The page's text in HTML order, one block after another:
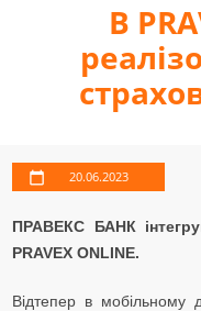
В
20.06.2023
ПРАВЕКС БАНК
PRAVEX ONLINE.
Відтепер в мобільному